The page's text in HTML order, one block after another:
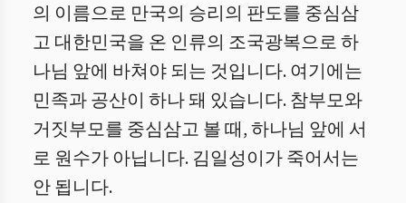
의 이름으로 만국의 승리의 판도를 중심삼
고 대한민국을 온 인류의 조국광복으로 하
나님 앞에 바쳐야 되는 것입니다. 여기에는
민족과 공산이 하나 돼 있습니다. 참부모와
거짓부모를 중심삼고 볼 때, 하나님 앞에 서
로 원수가 아닙니다. 김일성이가 죽어서는
안 됩니다.